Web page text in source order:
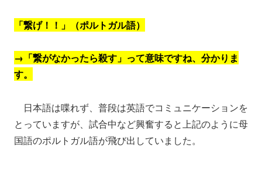
「繋げ！！」（ポルトガル語）
→「繋がなかったら殺す」って意味ですね、分かりま
す。
日本語は喋れず、普段は英語でコミュニケーションを
とっていますが、試合中など興奮すると上記のように母
国語のポルトガル語が飛び出していました。